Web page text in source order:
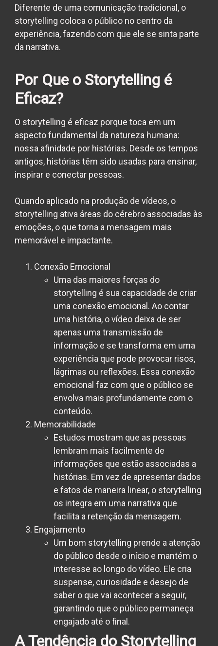
Diferente de uma comunicação tradicional, o
storytelling coloca o público no centro da
experiência, fazendo com que ele se sinta parte
da narrativa.
Por Que o Storytelling é
Eficaz?
O storytelling é eficaz porque toca em um
aspecto fundamental da natureza humana:
nossa afinidade por histórias. Desde os tempos
antigos, histórias têm sido usadas para ensinar,
inspirar e conectar pessoas.
Quando aplicado na produção de vídeos, o
storytelling ativa áreas do cérebro associadas às
emoções, o que torna a mensagem mais
memorável e impactante.
Conexão Emocional
Uma das maiores forças do
storytelling é sua capacidade de criar
uma conexão emocional. Ao contar
uma história, o vídeo deixa de ser
apenas uma transmissão de
informação e se transforma em uma
experiência que pode provocar risos,
lágrimas ou reflexões. Essa conexão
emocional faz com que o público se
envolva mais profundamente com o
conteúdo.
Memorabilidade
Estudos mostram que as pessoas
lembram mais facilmente de
informações que estão associadas a
histórias. Em vez de apresentar dados
e fatos de maneira linear, o storytelling
os integra em uma narrativa que
facilita a retenção da mensagem.
Engajamento
Um bom storytelling prende a atenção
do público desde o início e mantém o
interesse ao longo do vídeo. Ele cria
suspense, curiosidade e desejo de
saber o que vai acontecer a seguir,
garantindo que o público permaneça
engajado até o final.
A Tendência do Storytelling